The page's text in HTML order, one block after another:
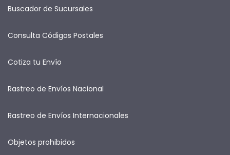
Buscador de Sucursales
Consulta Códigos Postales
Cotiza tu Envío
Rastreo de Envíos Nacional
Rastreo de Envíos Internacionales
Objetos prohibidos